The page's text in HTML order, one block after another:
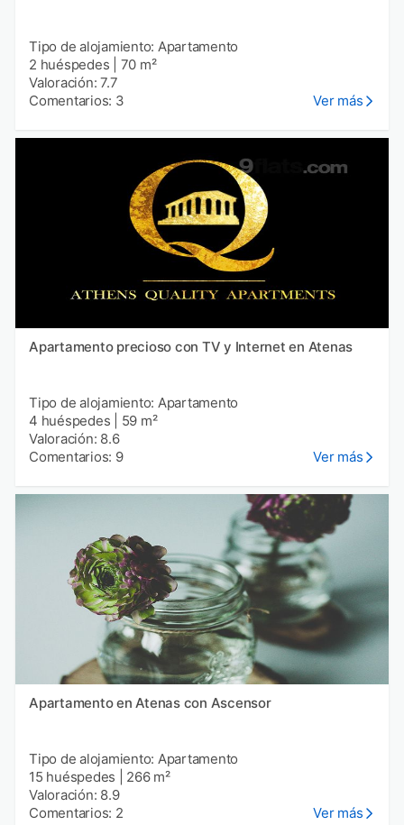
Tipo de alojamiento: Apartamento
2 huéspedes
70 m²
Valoración: 7.7
Comentarios: 3
Ver más
Apartamento precioso con TV y Internet en Atenas
Tipo de alojamiento: Apartamento
4 huéspedes
59 m²
Valoración: 8.6
Comentarios: 9
Ver más
Apartamento en Atenas con Ascensor
Tipo de alojamiento: Apartamento
15 huéspedes
266 m²
Valoración: 8.9
Comentarios: 2
Ver más